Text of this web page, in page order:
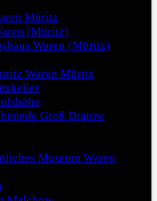
Müritz
(Müritz)
Waren (Müritz)
Waren Müritz
Groß Dratow
Museum Waren